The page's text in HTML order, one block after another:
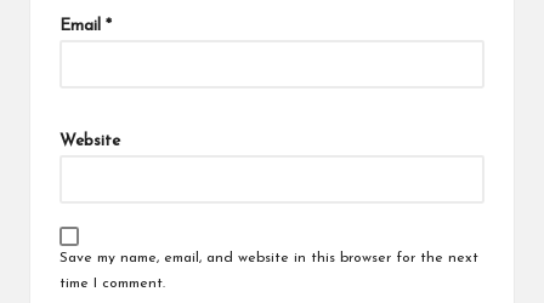
Email *
Website
Save my name, email, and website in this browser for the next
time I comment.